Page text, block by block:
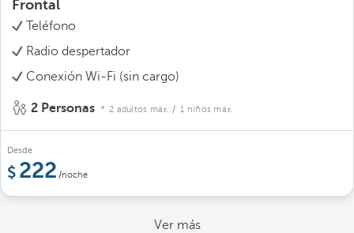
Frontal
Teléfono
Radio despertador
Conexión Wi-Fi (sin cargo)
2 Personas 2 adultos máx. / 1 niños máx.
Desde
222 /noche
Ver más